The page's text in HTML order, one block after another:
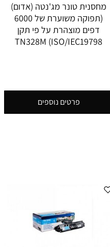
מחסנית טונר מג'נטה (אדום)
(תפוקה משוערת של 6000
דפים מוצהרת על פי תקן
ISO/IEC19798) TN328M
פרטים נוספים